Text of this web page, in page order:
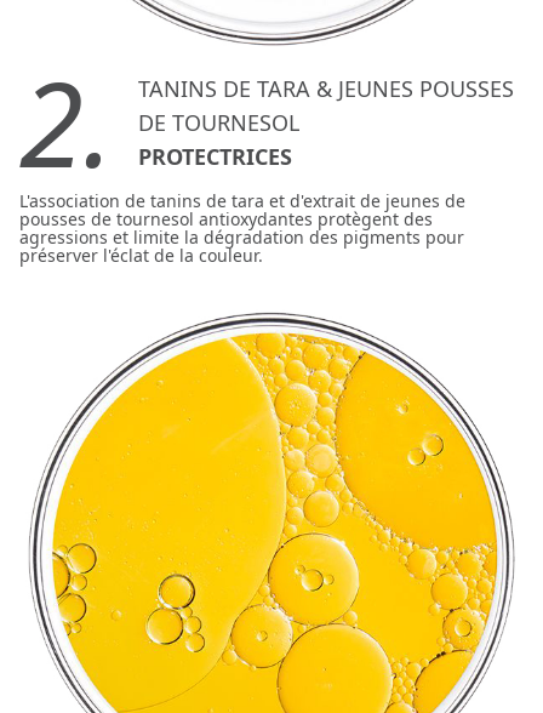
2.
TANINS DE TARA & JEUNES POUSSES
DE TOURNESOL
PROTECTRICES
L'association de tanins de tara et d'extrait de jeunes de
pousses de tournesol antioxydantes protègent des
agressions et limite la dégradation des pigments pour
préserver l'éclat de la couleur.